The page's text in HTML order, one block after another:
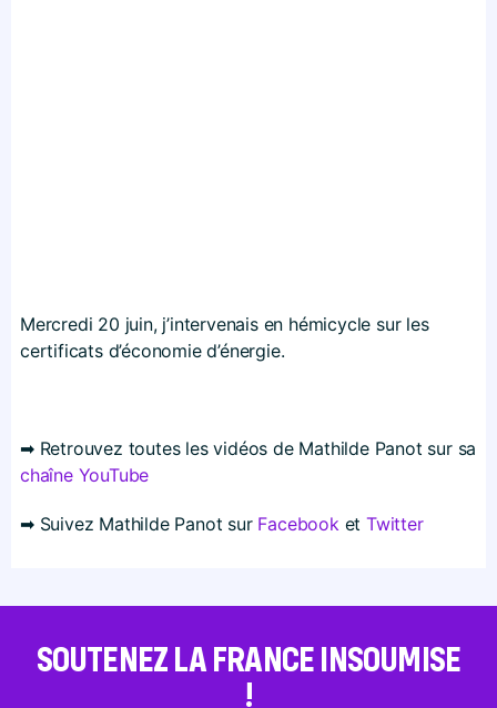
Mercredi 20 juin, j’intervenais en hémicycle sur les
certificats d’économie d’énergie.
➡ Retrouvez toutes les vidéos de Mathilde Panot sur sa
chaîne YouTube
➡ Suivez Mathilde Panot sur Facebook etTwitter
SOUTENEZ LA FRANCE INSOUMISE
!